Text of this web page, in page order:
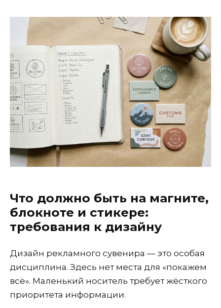
Что должно быть на магните,
блокноте и стикере:
требования к дизайну
Дизайн рекламного сувенира — это особая
дисциплина. Здесь нет места для «покажем
всё». Маленький носитель требует жёсткого
приоритета информации.